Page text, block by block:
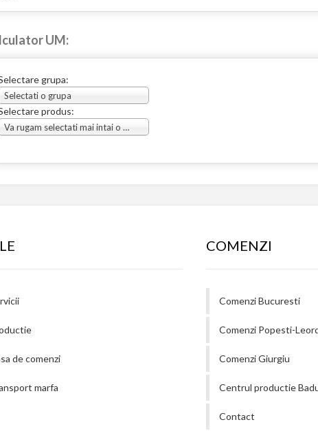
UM:
grupa:
Selectati o grupa
produs:
Va rugam selectati mai intai o grupa
de comenzi
marfa
COMENZI
Comenzi Bucuresti
Comenzi Popesti-
Comenzi Giurgiu
Centrul productie
Contact